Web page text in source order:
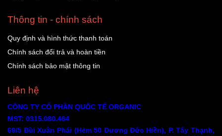
Thông tin - chính sách
Quy định và hình thức thanh toán
Chính sách đổi trả và hoàn tiền
Chính sách bảo mật thông tin
Liên hệ
CÔNG TY CỔ PHẦN QUỐC TẾ ORGANIC
MST: 0315.080.464
69/5 Bùi Xuân Phái (Hẻm 50 Dương Đức Hiền), P. Tây Thạnh,